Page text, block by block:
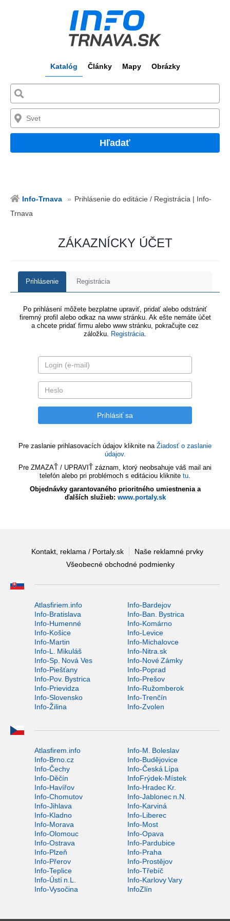
Katalóg Články Mapy Obrázky
Hľadať
Info-Trnava
Prihlásenie do editácie / Registrácia | Info-
Trnava
ZÁKAZNÍCKY ÚČET
Prihlásenie Registrácia
Po prihlásení môžete bezplatne upraviť, pridať alebo odstrániť
firemný profil alebo odkaz na www stránku. Ak ešte nemáte účet
a chcete pridať firmu alebo www stránku, pokračujte cez
záložku. Registrácia.
Pre zaslanie prihlasovacích údajov kliknite na Žiadosť o zaslanie
údajov.
Pre ZMAZAŤ / UPRAVIŤ záznam, ktorý neobsahuje váš mail ani
telefón alebo pri problémoch s editáciou kliknite tu.
Objednávky garantovaného prioritného umiestnenia a
ďalších služieb: www.portaly.sk
Kontakt, reklama / Portaly.sk
Naše reklamné prvky
Všeobecné obchodné podmienky
Atlasfiriem.info
Info-Bardejov
Info-Bratislava
Info-Ban. Bystrica
Info-Humenné
Info-Komárno
Info-Košice
Info-Levice
Info-Martin
Info-Michalovce
Info-L. Mikuláš
Info-Nitra.sk
Info-Sp. Nová Ves
Info-Nové Zámky
Info-Piešťany
Info-Poprad
Info-Pov. Bystrica
Info-Prešov
Info-Prievidza
Info-Ružomberok
Info-Slovensko
Info-Trenčín
Info-Žilina
Info-Zvolen
Atlasfirem.info
Info-M. Boleslav
Info-Brno.cz
Info-Budějovice
Info-Čechy
Info-Česká Lípa
Info-Děčín
InfoFrýdek-Místek
Info-Havířov
Info-Hradec Kr.
Info-Chomutov
Info-Jablonec n.N.
Info-Jihlava
Info-Karviná
Info-Kladno
Info-Liberec
Info-Morava
Info-Most
Info-Olomouc
Info-Opava
Info-Ostrava
Info-Pardubice
Info-Plzeň
Info-Praha
Info-Přerov
Info-Prostějov
Info-Teplice
Info-Třebíč
Info-Ústí n.L.
Info-Karlovy Vary
Info-Vysočina
InfoZlín